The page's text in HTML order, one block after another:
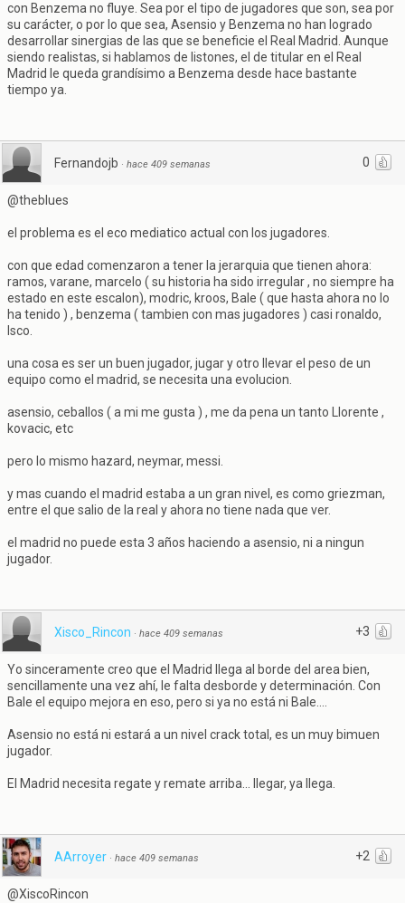
con Benzema no fluye. Sea por el tipo de jugadores que son, sea por
su carácter, o por lo que sea, Asensio y Benzema no han logrado
desarrollar sinergias de las que se beneficie el Real Madrid. Aunque
siendo realistas, si hablamos de listones, el de titular en el Real
Madrid le queda grandísimo a Benzema desde hace bastante
tiempo ya.
0
Fernandojb · hace 409 semanas
@theblues
el problema es el eco mediatico actual con los jugadores.
con que edad comenzaron a tener la jerarquia que tienen ahora:
ramos, varane, marcelo ( su historia ha sido irregular , no siempre ha
estado en este escalon), modric, kroos, Bale ( que hasta ahora no lo
ha tenido ) , benzema ( tambien con mas jugadores ) casi ronaldo,
Isco.
una cosa es ser un buen jugador, jugar y otro llevar el peso de un
equipo como el madrid, se necesita una evolucion.
asensio, ceballos ( a mi me gusta ) , me da pena un tanto Llorente ,
kovacic, etc
pero lo mismo hazard, neymar, messi.
y mas cuando el madrid estaba a un gran nivel, es como griezman,
entre el que salio de la real y ahora no tiene nada que ver.
el madrid no puede esta 3 años haciendo a asensio, ni a ningun
jugador.
+3
Xisco_Rincon · hace 409 semanas
Yo sinceramente creo que el Madrid llega al borde del area bien,
sencillamente una vez ahí, le falta desborde y determinación. Con
Bale el equipo mejora en eso, pero si ya no está ni Bale....
Asensio no está ni estará a un nivel crack total, es un muy bimuen
jugador.
El Madrid necesita regate y remate arriba... llegar, ya llega.
+2
AArroyer · hace 409 semanas
@XiscoRincon